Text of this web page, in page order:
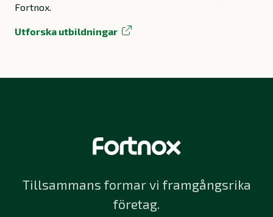
Fortnox.
Utforska utbildningar
Tillsammans formar vi framgångsrika
företag.